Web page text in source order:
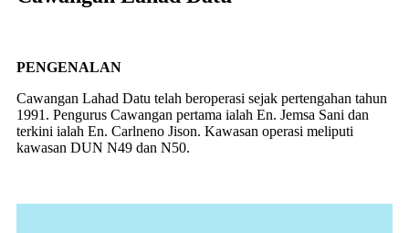
PENGENALAN
Cawangan Lahad Datu telah beroperasi sejak pertengahan tahun
1991. Pengurus Cawangan pertama ialah En. Jemsa Sani dan
terkini ialah En. Carlneno Jison. Kawasan operasi meliputi
kawasan DUN N49 dan N50.